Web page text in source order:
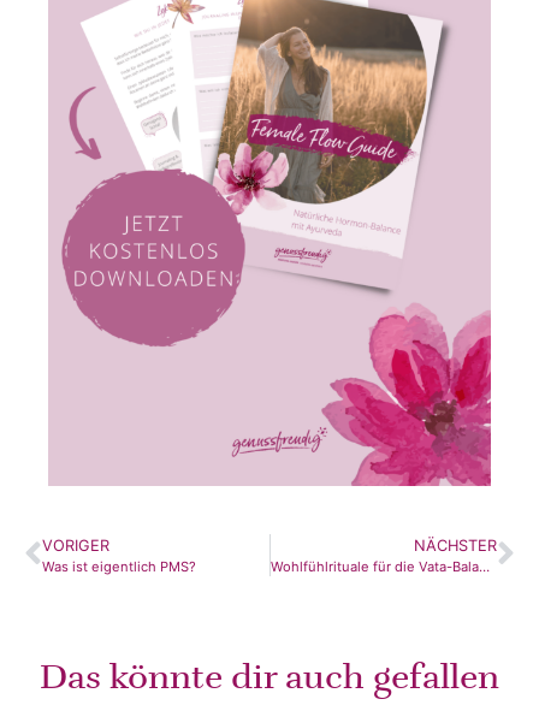
VORIGER
Was ist eigentlich PMS?
NÄCHSTER
Wohlfühlrituale für die Vata-Balance
Das könnte dir auch gefallen